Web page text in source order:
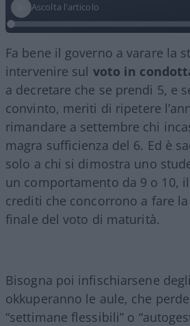
Ascolta l'articolo
Fa bene il governo a varare la
intervenire sul voto in
a decretare che se prendi 5, e
convinto, meriti di ripetere
rimandare a settembre chi
magra sufficienza del 6. Ed è
solo a chi si dimostra uno
un comportamento da 9 o 10,
crediti che concorrono a fare
finale del voto di maturità.
Bisogna poi infischiarsene
okkuperanno le aule, che
“settimane flessibili” o